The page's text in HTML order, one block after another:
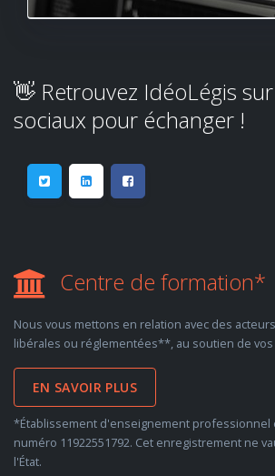
👋 Retrouvez IdéoLégis
sociaux pour échanger !
Centre de formation*
Nous vous mettons en relation avec des
libérales ou réglementées**, au soutien de
EN SAVOIR PLUS
*Établissement d'enseignement professionnel
numéro 11922551792. Cet enregistrement ne
l'État.